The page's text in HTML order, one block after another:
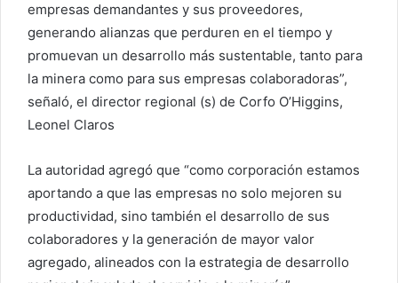
empresas demandantes y sus proveedores,
generando alianzas que perduren en el tiempo y
promuevan un desarrollo más sustentable, tanto para
la minera como para sus empresas colaboradoras”,
señaló, el director regional (s) de Corfo O’Higgins,
Leonel Claros
La autoridad agregó que “como corporación estamos
aportando a que las empresas no solo mejoren su
productividad, sino también el desarrollo de sus
colaboradores y la generación de mayor valor
agregado, alineados con la estrategia de desarrollo